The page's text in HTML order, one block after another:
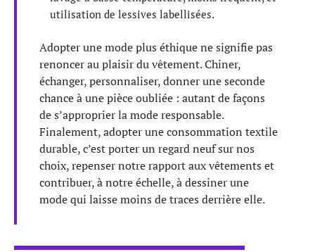
utilisation de lessives labellisées.
Adopter une mode plus éthique ne signifie pas
renoncer au plaisir du vêtement. Chiner,
échanger, personnaliser, donner une seconde
chance à une pièce oubliée : autant de façons
de s’approprier la mode responsable.
Finalement, adopter une consommation textile
durable, c’est porter un regard neuf sur nos
choix, repenser notre rapport aux vêtements et
contribuer, à notre échelle, à dessiner une
mode qui laisse moins de traces derrière elle.